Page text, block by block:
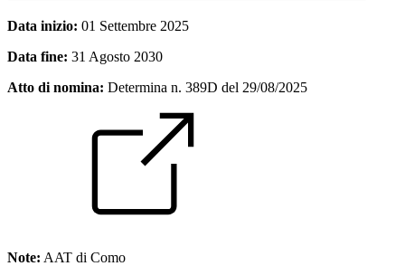
Data inizio: 01 Settembre 2025
Data fine: 31 Agosto 2030
Atto di nomina: Determina n. 389D del 29/08/2025
Note: AAT di Como